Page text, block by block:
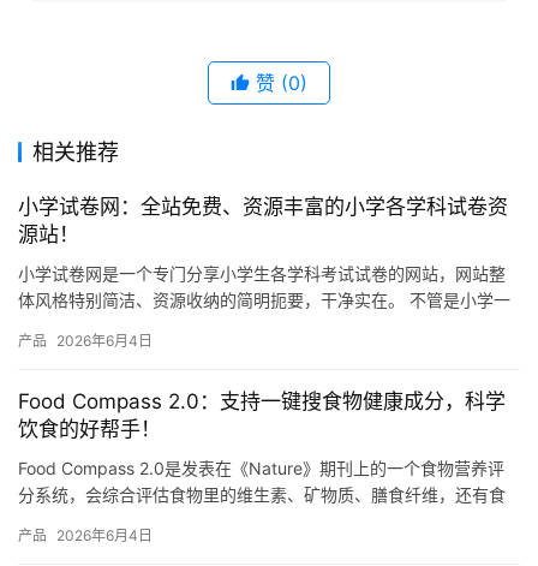
赞 (0)
相关推荐
小学试卷网：全站免费、资源丰富的小学各学科试卷资
源站！
小学试卷网是一个专门分享小学生各学科考试试卷的网站，网站整
体风格特别简洁、资源收纳的简明扼要，干净实在。 不管是小学一
都有…
产品 2026年6月4日
Food Compass 2.0：支持一键搜食物健康成分，科学
饮食的好帮手！
Food Compass 2.0是发表在《Nature》期刊上的一个食物营养评
分系统，会综合评估食物里的维生素、矿物质、膳食纤维，还有食
产品 2026年6月4日